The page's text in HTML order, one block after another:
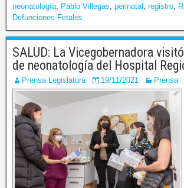
neonatología
Pablo Villegas perinatal registro
Defunciones Fetales
SALUD: La Vicegobernadora
de neonatología del Hospital
Prensa Legislatura 19/11/2021 Prensa